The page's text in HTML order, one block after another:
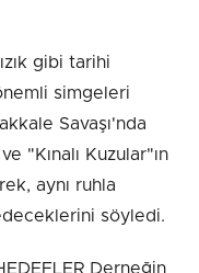
gibi tarihi
simgeleri
Savaşı'nda
"Kınalı Kuzular"ın
aynı ruhla
söyledi.
Derneğin